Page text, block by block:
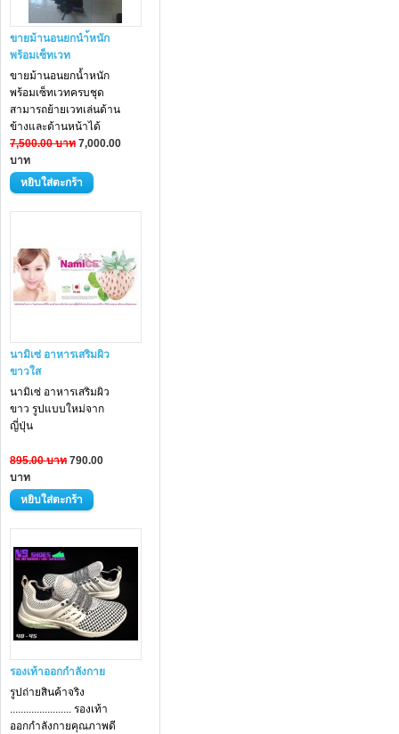
ขายม้านอนยกนำ้หนัก
พร้อมเซ็ทเวท
ขายม้านอนยกน้ำหนัก
พร้อมเซ็ทเวทครบชุด
สามารถย้ายเวทเล่นด้าน
ข้างและด้านหน้าได้
7,500.00 บาท 7,000.00
บาท
นามิเซ่ อาหารเสริมผิว
ขาวใส
นามิเซ่ อาหารเสริมผิว
ขาว รูปแบบใหม่จาก
ญี่ปุ่น
895.00 บาท 790.00
บาท
รองเท้าออกกำลังกาย
รูปถ่ายสินค้าจริง
....................... รองเท้า
ออกกำลังกายคุณภาพดี